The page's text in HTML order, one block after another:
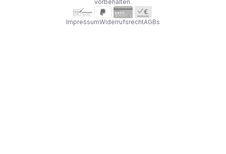
vorbehalten.
ImpressumWiderrufsrechtAGBs